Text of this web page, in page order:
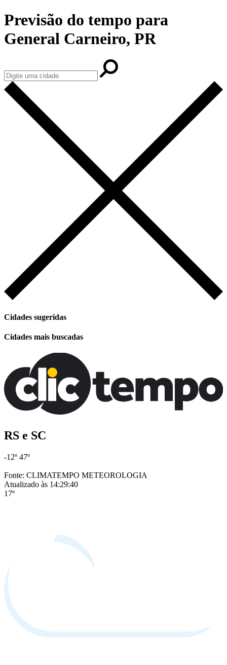
Previsão do tempo para
General Carneiro, PR
Cidades sugeridas
Cidades mais buscadas
RS e SC
-12º 47º
Fonte: CLIMATEMPO METEOROLOGIA
Atualizado às 14:29:40
17º